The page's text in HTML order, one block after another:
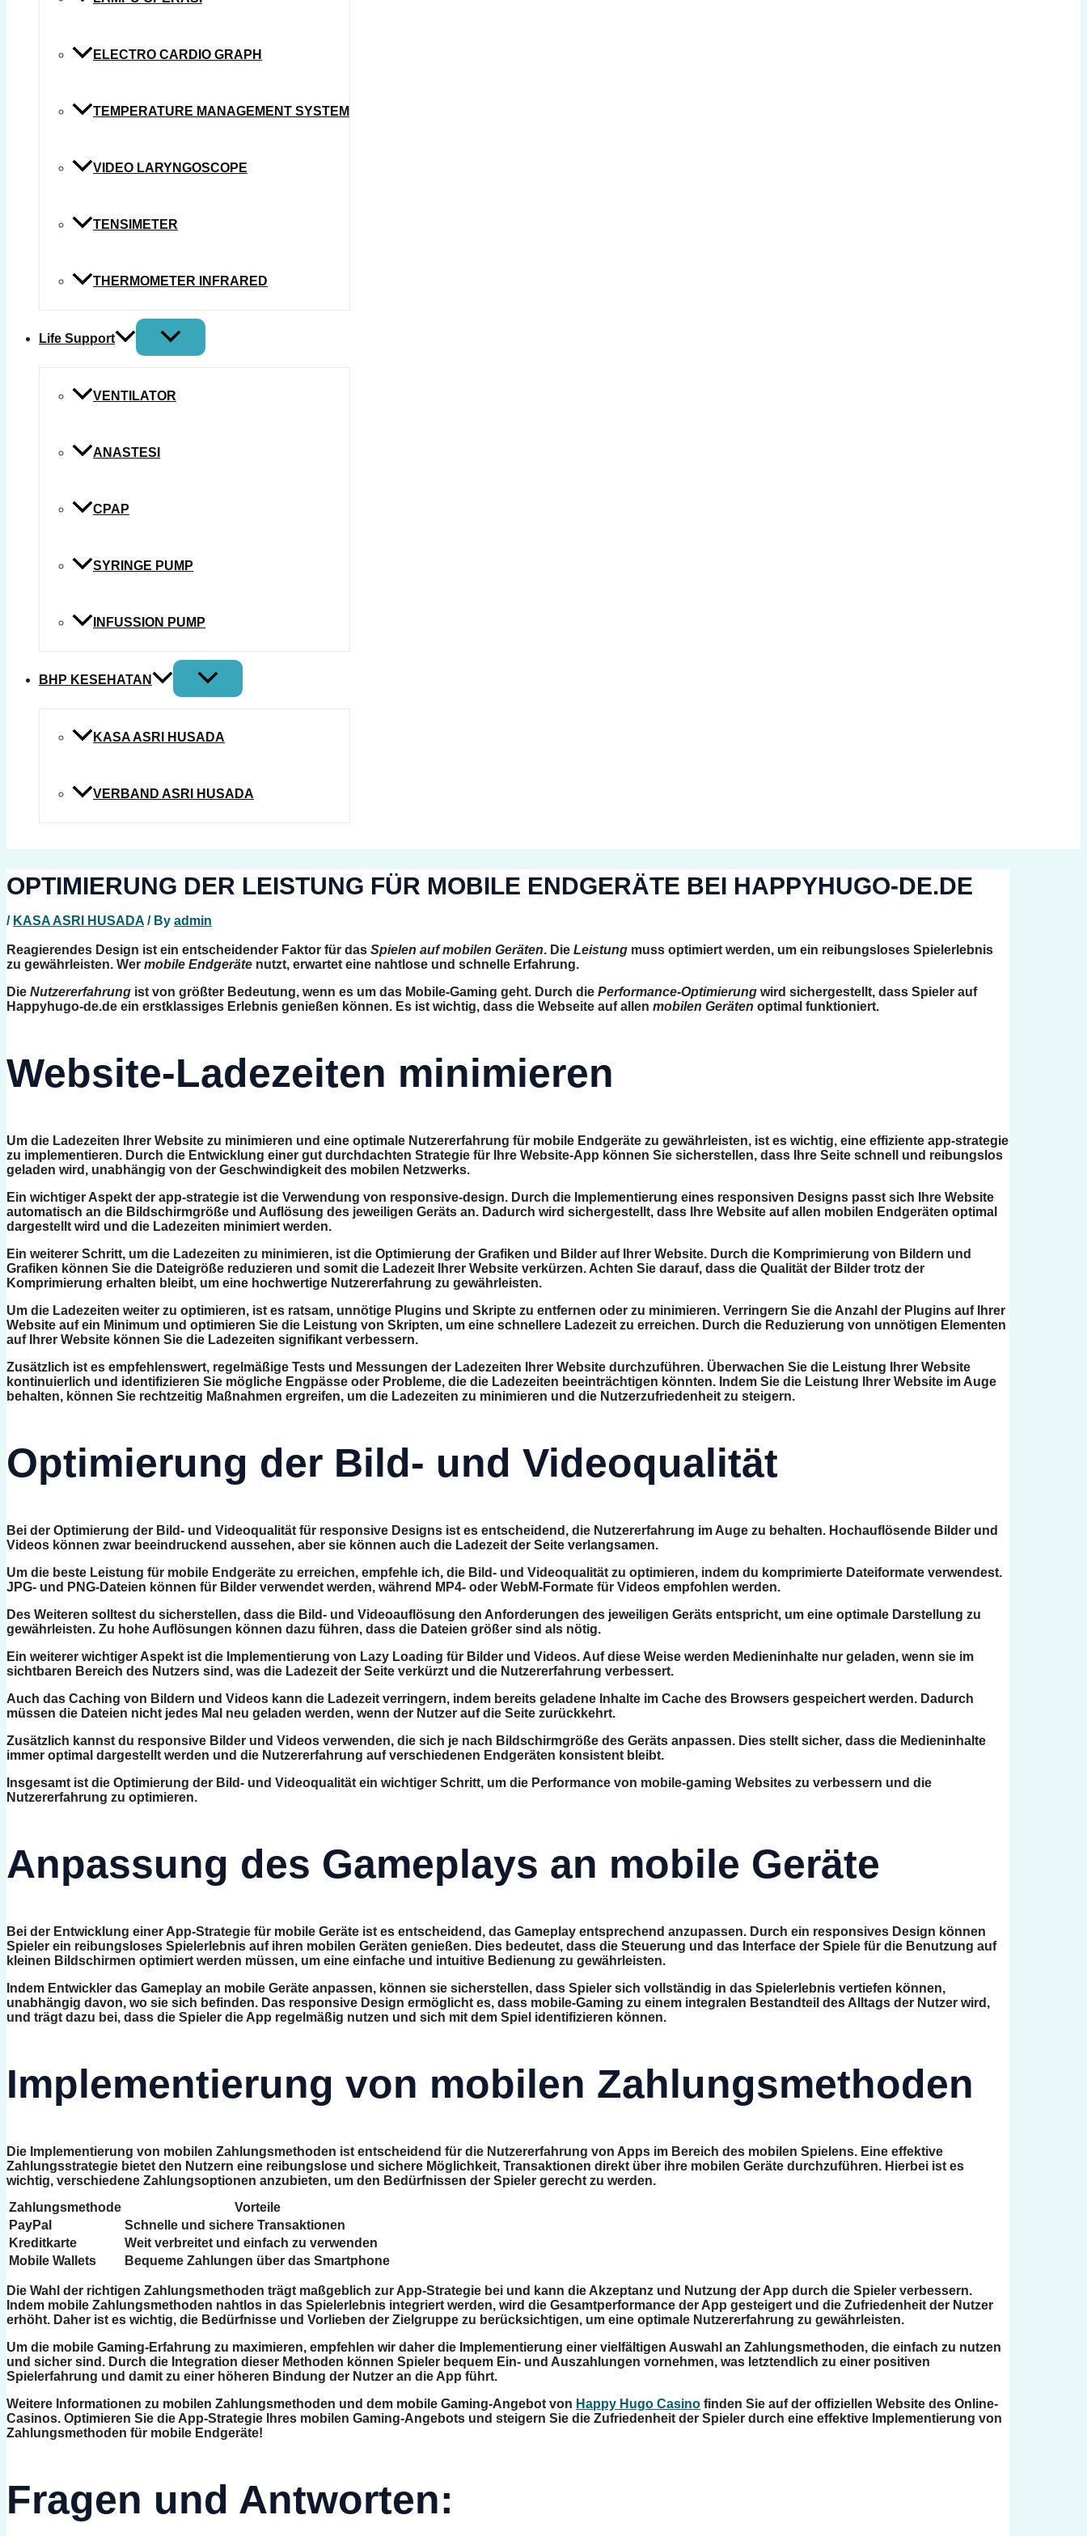
ELECTRO CARDIO GRAPH
TEMPERATURE MANAGEMENT SYSTEM
VIDEO LARYNGOSCOPE
TENSIMETER
THERMOMETER INFRARED
Life Support
VENTILATOR
ANASTESI
CPAP
SYRINGE PUMP
INFUSSION PUMP
BHP KESEHATAN
KASA ASRI HUSADA
VERBAND ASRI HUSADA
OPTIMIERUNG DER LEISTUNG FÜR MOBILE ENDGERÄTE BEI HAPPYHUGO-DE.DE
/ KASA ASRI HUSADA / By admin
Reagierendes Design ist ein entscheidender Faktor für das Spielen auf mobilen Geräten. Die Leistung muss optimiert werden, um ein reibungsloses Spielerlebnis
zu gewährleisten. Wer mobile Endgeräte nutzt, erwartet eine nahtlose und schnelle Erfahrung.
Die Nutzererfahrung ist von größter Bedeutung, wenn es um das Mobile-Gaming geht. Durch die Performance-Optimierung wird sichergestellt, dass Spieler auf
Happyhugo-de.de ein erstklassiges Erlebnis genießen können. Es ist wichtig, dass die Webseite auf allen mobilen Geräten optimal funktioniert.
Website-Ladezeiten minimieren
Um die Ladezeiten Ihrer Website zu minimieren und eine optimale Nutzererfahrung für mobile Endgeräte zu gewährleisten, ist es wichtig, eine effiziente app-strategie
zu implementieren. Durch die Entwicklung einer gut durchdachten Strategie für Ihre Website-App können Sie sicherstellen, dass Ihre Seite schnell und reibungslos
geladen wird, unabhängig von der Geschwindigkeit des mobilen Netzwerks.
Ein wichtiger Aspekt der app-strategie ist die Verwendung von responsive-design. Durch die Implementierung eines responsiven Designs passt sich Ihre Website
automatisch an die Bildschirmgröße und Auflösung des jeweiligen Geräts an. Dadurch wird sichergestellt, dass Ihre Website auf allen mobilen Endgeräten optimal
dargestellt wird und die Ladezeiten minimiert werden.
Ein weiterer Schritt, um die Ladezeiten zu minimieren, ist die Optimierung der Grafiken und Bilder auf Ihrer Website. Durch die Komprimierung von Bildern und
Grafiken können Sie die Dateigröße reduzieren und somit die Ladezeit Ihrer Website verkürzen. Achten Sie darauf, dass die Qualität der Bilder trotz der
Komprimierung erhalten bleibt, um eine hochwertige Nutzererfahrung zu gewährleisten.
Um die Ladezeiten weiter zu optimieren, ist es ratsam, unnötige Plugins und Skripte zu entfernen oder zu minimieren. Verringern Sie die Anzahl der Plugins auf Ihrer
Website auf ein Minimum und optimieren Sie die Leistung von Skripten, um eine schnellere Ladezeit zu erreichen. Durch die Reduzierung von unnötigen Elementen
auf Ihrer Website können Sie die Ladezeiten signifikant verbessern.
Zusätzlich ist es empfehlenswert, regelmäßige Tests und Messungen der Ladezeiten Ihrer Website durchzuführen. Überwachen Sie die Leistung Ihrer Website
kontinuierlich und identifizieren Sie mögliche Engpässe oder Probleme, die die Ladezeiten beeinträchtigen könnten. Indem Sie die Leistung Ihrer Website im Auge
behalten, können Sie rechtzeitig Maßnahmen ergreifen, um die Ladezeiten zu minimieren und die Nutzerzufriedenheit zu steigern.
Optimierung der Bild- und Videoqualität
Bei der Optimierung der Bild- und Videoqualität für responsive Designs ist es entscheidend, die Nutzererfahrung im Auge zu behalten. Hochauflösende Bilder und
Videos können zwar beeindruckend aussehen, aber sie können auch die Ladezeit der Seite verlangsamen.
Um die beste Leistung für mobile Endgeräte zu erreichen, empfehle ich, die Bild- und Videoqualität zu optimieren, indem du komprimierte Dateiformate verwendest.
JPG- und PNG-Dateien können für Bilder verwendet werden, während MP4- oder WebM-Formate für Videos empfohlen werden.
Des Weiteren solltest du sicherstellen, dass die Bild- und Videoauflösung den Anforderungen des jeweiligen Geräts entspricht, um eine optimale Darstellung zu
gewährleisten. Zu hohe Auflösungen können dazu führen, dass die Dateien größer sind als nötig.
Ein weiterer wichtiger Aspekt ist die Implementierung von Lazy Loading für Bilder und Videos. Auf diese Weise werden Medieninhalte nur geladen, wenn sie im
sichtbaren Bereich des Nutzers sind, was die Ladezeit der Seite verkürzt und die Nutzererfahrung verbessert.
Auch das Caching von Bildern und Videos kann die Ladezeit verringern, indem bereits geladene Inhalte im Cache des Browsers gespeichert werden. Dadurch
müssen die Dateien nicht jedes Mal neu geladen werden, wenn der Nutzer auf die Seite zurückkehrt.
Zusätzlich kannst du responsive Bilder und Videos verwenden, die sich je nach Bildschirmgröße des Geräts anpassen. Dies stellt sicher, dass die Medieninhalte
immer optimal dargestellt werden und die Nutzererfahrung auf verschiedenen Endgeräten konsistent bleibt.
Insgesamt ist die Optimierung der Bild- und Videoqualität ein wichtiger Schritt, um die Performance von mobile-gaming Websites zu verbessern und die
Nutzererfahrung zu optimieren.
Anpassung des Gameplays an mobile Geräte
Bei der Entwicklung einer App-Strategie für mobile Geräte ist es entscheidend, das Gameplay entsprechend anzupassen. Durch ein responsives Design können
Spieler ein reibungsloses Spielerlebnis auf ihren mobilen Geräten genießen. Dies bedeutet, dass die Steuerung und das Interface der Spiele für die Benutzung auf
kleinen Bildschirmen optimiert werden müssen, um eine einfache und intuitive Bedienung zu gewährleisten.
Indem Entwickler das Gameplay an mobile Geräte anpassen, können sie sicherstellen, dass Spieler sich vollständig in das Spielerlebnis vertiefen können,
unabhängig davon, wo sie sich befinden. Das responsive Design ermöglicht es, dass mobile-Gaming zu einem integralen Bestandteil des Alltags der Nutzer wird,
und trägt dazu bei, dass die Spieler die App regelmäßig nutzen und sich mit dem Spiel identifizieren können.
Implementierung von mobilen Zahlungsmethoden
Die Implementierung von mobilen Zahlungsmethoden ist entscheidend für die Nutzererfahrung von Apps im Bereich des mobilen Spielens. Eine effektive
Zahlungsstrategie bietet den Nutzern eine reibungslose und sichere Möglichkeit, Transaktionen direkt über ihre mobilen Geräte durchzuführen. Hierbei ist es
wichtig, verschiedene Zahlungsoptionen anzubieten, um den Bedürfnissen der Spieler gerecht zu werden.
Zahlungsmethode
Vorteile
PayPal
Schnelle und sichere Transaktionen
Kreditkarte
Weit verbreitet und einfach zu verwenden
Mobile Wallets
Bequeme Zahlungen über das Smartphone
Die Wahl der richtigen Zahlungsmethoden trägt maßgeblich zur App-Strategie bei und kann die Akzeptanz und Nutzung der App durch die Spieler verbessern.
Indem mobile Zahlungsmethoden nahtlos in das Spielerlebnis integriert werden, wird die Gesamtperformance der App gesteigert und die Zufriedenheit der Nutzer
erhöht. Daher ist es wichtig, die Bedürfnisse und Vorlieben der Zielgruppe zu berücksichtigen, um eine optimale Nutzererfahrung zu gewährleisten.
Um die mobile Gaming-Erfahrung zu maximieren, empfehlen wir daher die Implementierung einer vielfältigen Auswahl an Zahlungsmethoden, die einfach zu nutzen
und sicher sind. Durch die Integration dieser Methoden können Spieler bequem Ein- und Auszahlungen vornehmen, was letztendlich zu einer positiven
Spielerfahrung und damit zu einer höheren Bindung der Nutzer an die App führt.
Weitere Informationen zu mobilen Zahlungsmethoden und dem mobile Gaming-Angebot von Happy Hugo Casino finden Sie auf der offiziellen Website des Online-
Casinos. Optimieren Sie die App-Strategie Ihres mobilen Gaming-Angebots und steigern Sie die Zufriedenheit der Spieler durch eine effektive Implementierung von
Zahlungsmethoden für mobile Endgeräte!
Fragen und Antworten: